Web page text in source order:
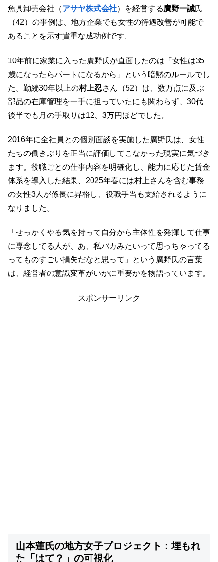
魚具卸売会社（アサヤ株式会社）を経営する 廣野一誠氏
（42）の事例は、地方企業でも女性の待遇改善が可能で
あることを示す貴重な成功例です。
10年前に家業に入った廣野氏が直面したのは「女性は35
歳になったらパートになるから」という暗黙のルールでし
た。勤続30年以上の村上忍さん（52）は、数万点に及ぶ
部品の在庫管理を一手に担っていたにも関わらず、30代
後半でも月の手取りは12、3万円ほどでした。
2016年に全社員との個別面談を実施した廣野氏は、女性
たちの働きぶりを正当に評価してこなかった現実に気づき
ます。役職ごとの仕事内容を明確化し、能力に応じた賃金
体系を導入した結果、2025年春には村上さんを含む事務
の女性3人が係長に昇格し、役職手当も支給されるように
なりました。
「せっかくやる気を持って自分から主体性を発揮して仕事
に専念してる人が、あ、私バカみたいって思っちゃってる
ってものすごい損失だなと思って」という廣野氏の言葉
は、経営者の意識変革がいかに重要かを物語っています。
スポンサーリンク
山本蓮氏の地方女子プロジェクト：埋もれ
た「はて？」の可視化